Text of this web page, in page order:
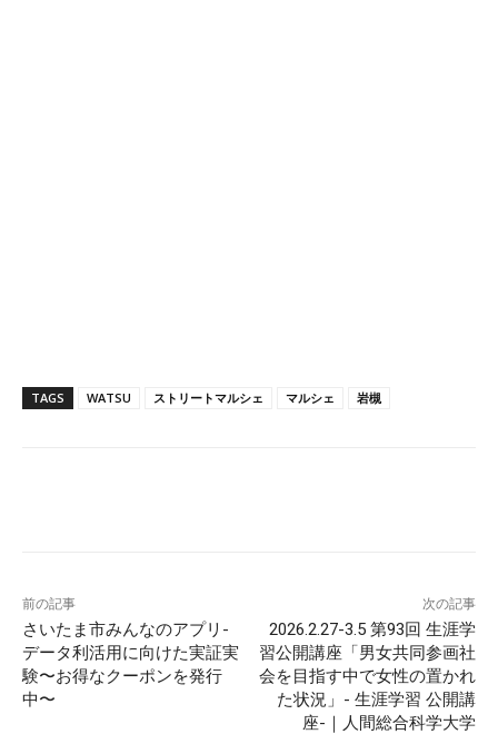
TAGS WATSU ストリートマルシェ マルシェ 岩槻
前の記事
さいたま市みんなのアプリ-
データ利活用に向けた実証実
験〜お得なクーポンを発行
中〜
次の記事
2026.2.27-3.5 第93回 生涯学
習公開講座「男女共同参画社
会を目指す中で女性の置かれ
た状況」- 生涯学習 公開講
座-｜人間総合科学大学